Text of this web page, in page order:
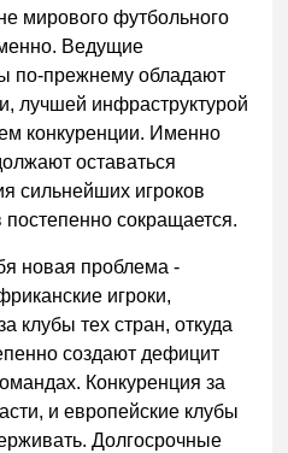
мирового футбольного
Ведущие
по-прежнему обладают
лучшей инфраструктурой
конкуренции. Именно
оставаться
сильнейших игроков
сокращается.
новая проблема -
игроки,
клубы тех стран, откуда
создают дефицит
Конкуренция за
и европейские клубы
Долгосрочные